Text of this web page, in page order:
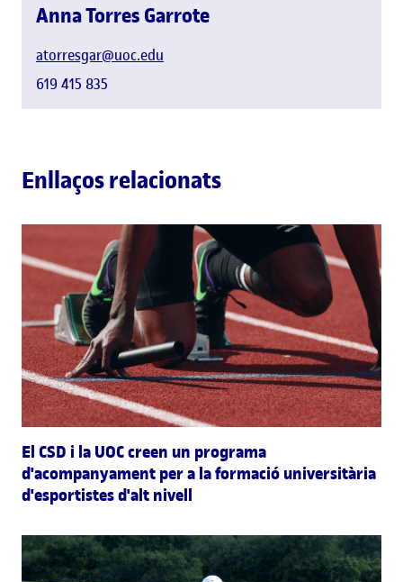
Anna Torres Garrote
atorresgar@uoc.edu
619 415 835
Enllaços relacionats
El CSD i la UOC creen un programa
d'acompanyament per a la formació universitària
d'esportistes d'alt nivell